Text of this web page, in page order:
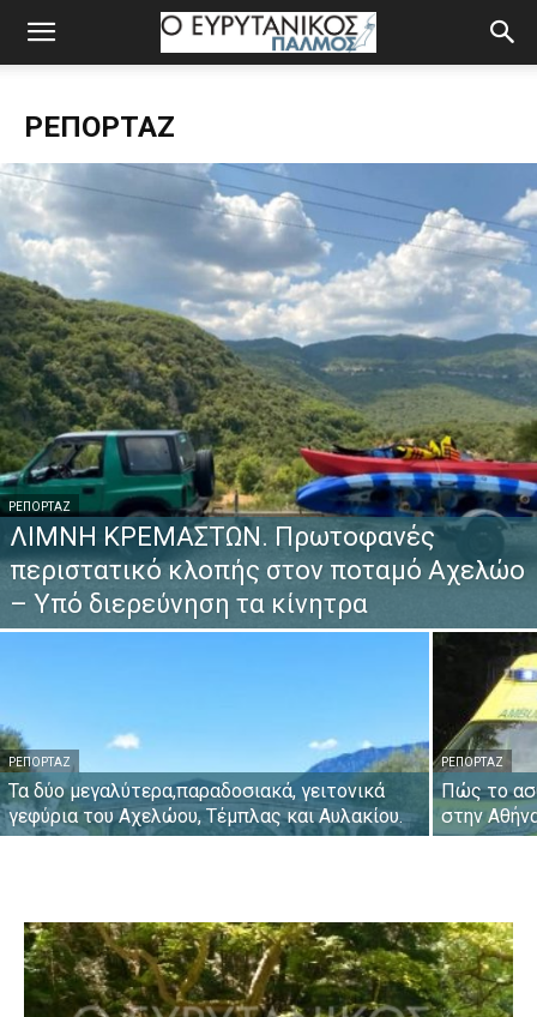
ΡΕΠΟΡΤΆΖ
ΡΕΠΟΡΤΆΖ
ΛΙΜΝΗ ΚΡΕΜΑΣΤΩΝ. Πρωτοφανές
περιστατικό κλοπής στον ποταμό Αχελώο
– Υπό διερεύνηση τα κίνητρα
ΡΕΠΟΡΤΆΖ
Τα δύο μεγαλύτερα,παραδοσιακά, γειτονικά
γεφύρια του Αχελώου, Τέμπλας και Αυλακίου.
ΡΕΠΟΡΤΆΖ
Πώς το
στην